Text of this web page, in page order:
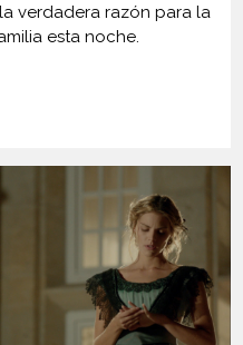
verdadera razón para la
esta noche.